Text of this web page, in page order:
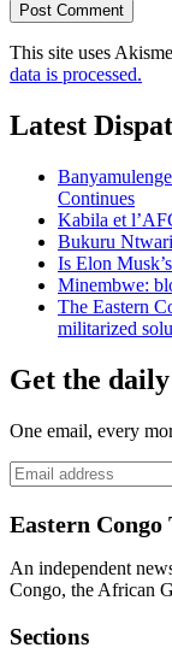
This site uses
data is processed.
Latest
Continues
Kabila et
Bukuru Ntwari
Is Elon
Minembwe:
The Eastern
militarized
Get the
One email, every
Email
address
Eastern Congo
An independent
Congo, the African
Sections